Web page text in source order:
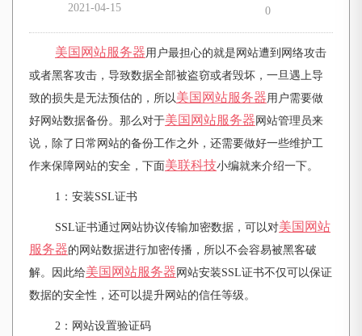
2021-04-15 0
美国网站服务器 用户最担心的就是网站遭到网络攻击
或者黑客攻击，导致数据全部被盗窃或者毁坏，一旦遇上导
致的损失是无法预估的，所以 美国网站服务器 用户需要做
好网站数据备份。那么对于美国网站服务器网站管理员来
说，除了日常网站的备份工作之外，还需要做好一些维护工
作来保障网站的安全，下面美联科技小编就来介绍一下。
1 ：安装SSL证书
SSL证书通过网站协议传输加密数据，可以对美国网站
服务器的网站数据进行加密传播，所以不会容易被黑客破
解。因此给美国网站服务器网站安装SSL证书不仅可以保证
数据的安全性，还可以提升网站的信任等级。
2 ：网站设置验证码